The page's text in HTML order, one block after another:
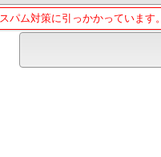
スパム対策に引っかかっています。